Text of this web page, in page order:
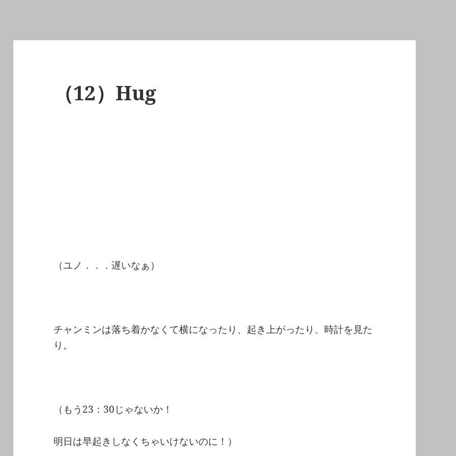
（12）Hug
（ユノ．．．遅いなぁ）
チャンミンは落ち着かなくて横になったり、起き上がったり、時計を見た
り。
（もう23：30じゃないか！
明日は早起きしなくちゃいけないのに！）